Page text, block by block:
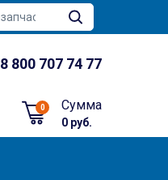
8 800 707 74 77
0 Сумма
0 руб.